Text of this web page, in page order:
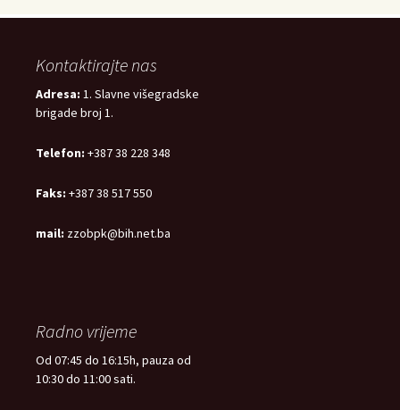
Kontaktirajte nas
Adresa: 1. Slavne višegradske
brigade broj 1.
Telefon: +387 38 228 348
Faks: +387 38 517 550
mail: zzobpk@bih.net.ba
Radno vrijeme
Od 07:45 do 16:15h, pauza od
10:30 do 11:00 sati.